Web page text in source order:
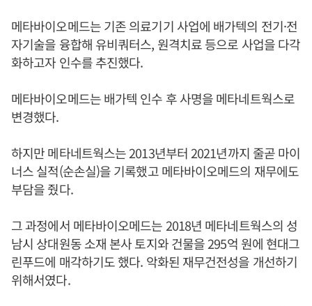
메타바이오메드는 기존 의료기기 사업에 배가텍의 전기·전
자기술을 융합해 유비쿼터스, 원격치료 등으로 사업을 다각
화하고자 인수를 추진했다.
메타바이오메드는 배가텍 인수 후 사명을 메타네트웍스로
변경했다.
하지만 메타네트웍스는 2013년부터 2021년까지 줄곧 마이
너스 실적(순손실)을 기록했고 메타바이오메드의 재무에도
부담을 줬다.
그 과정에서 메타바이오메드는 2018년 메타네트웍스의 성
남시 상대원동 소재 본사 토지와 건물을 295억 원에 현대그
린푸드에 매각하기도 했다. 악화된 재무건전성을 개선하기
위해서였다.